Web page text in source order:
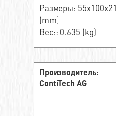
Размеры: 55x100x21
(mm)
Вес:: 0.635 (kg)
Производитель:
ContiTech AG